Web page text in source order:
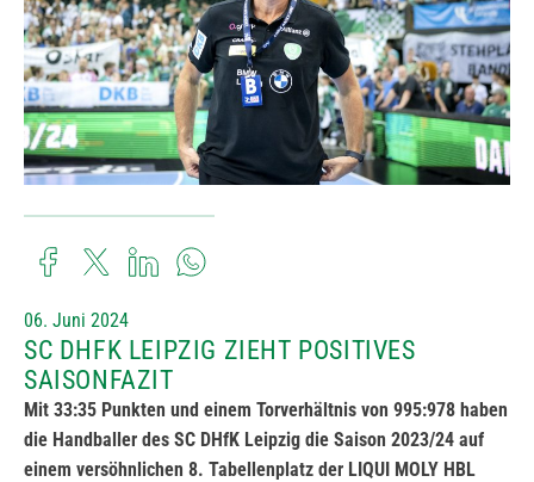
06. Juni 2024
SC DHFK LEIPZIG ZIEHT POSITIVES
SAISONFAZIT
Mit 33:35 Punkten und einem Torverhältnis von 995:978 haben
die Handballer des SC DHfK Leipzig die Saison 2023/24 auf
einem versöhnlichen 8. Tabellenplatz der LIQUI MOLY HBL